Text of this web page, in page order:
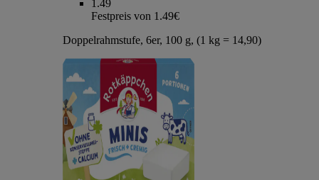
1.49
Festpreis von 1.49€
Doppelrahmstufe, 6er, 100 g, (1 kg = 14,90)